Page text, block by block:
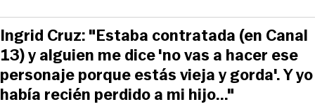
Ingrid Cruz: "Estaba contratada (en Canal
13) y alguien me dice 'no vas a hacer ese
personaje porque estás vieja y gorda'. Y yo
había recién perdido a mi hijo..."